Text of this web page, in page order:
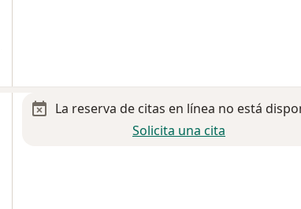
La reserva de citas en línea no está
Solicita una cita